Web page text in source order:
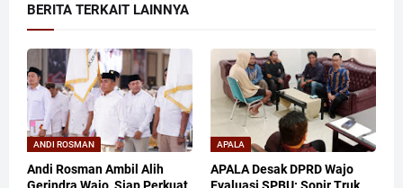
BERITA TERKAIT LAINNYA
ANDI ROSMAN
Andi Rosman Ambil Alih
APALA
APALA Desak DPRD Wajo